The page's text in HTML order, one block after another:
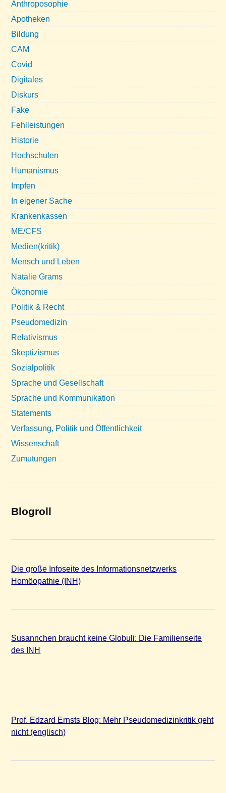
Anthroposophie
Apotheken
Bildung
CAM
Covid
Digitales
Diskurs
Fake
Fehlleistungen
Historie
Hochschulen
Humanismus
Impfen
In eigener Sache
Krankenkassen
ME/CFS
Medien(kritik)
Mensch und Leben
Natalie Grams
Ökonomie
Politik & Recht
Pseudomedizin
Relativismus
Skeptizismus
Sozialpolitik
Sprache und Gesellschaft
Sprache und Kommunikation
Statements
Verfassung, Politik und Öffentlichkeit
Wissenschaft
Zumutungen
Blogroll
Die große Infoseite des Informationsnetzwerks
Homöopathie (INH)
Susannchen braucht keine Globuli: Die Familienseite
des INH
Prof. Edzard Ernsts Blog: Mehr Pseudomedizinkritik geht
nicht (englisch)